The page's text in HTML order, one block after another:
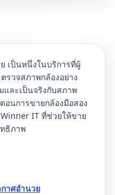
เป็นหนึ่งในบริการที่ผู้
รวจสภาพกล้องอย่าง
และเป็นจริงกับสภาพ
นการขายกล้องมือสอง
IT ที่ช่วยให้ขาย
ธิภาพ
าศอำนวย